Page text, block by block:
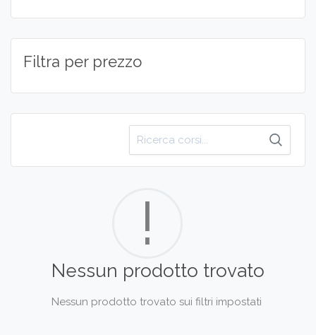
Cerca
per:
!
Nessun prodotto trovato
Nessun prodotto trovato sui filtri impostati
Filtra per prezzo